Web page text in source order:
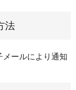
法
ールにより通知